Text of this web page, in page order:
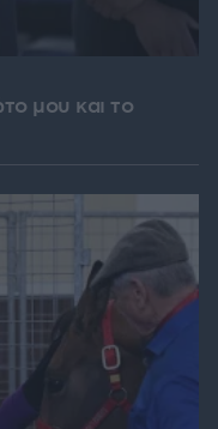
μου και το